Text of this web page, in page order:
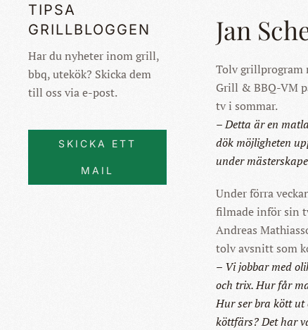
Jan
Tolv grillprogram
Grill & BBQ-VM
tv i sommar.
– Detta är en
dök möjligheten
under
Under förra
filmade inför sin
Andreas
tolv avsnitt som
– Vi jobbar med
och trix. Hur får
Hur ser bra kött
köttfärs? Det har
TIPSA
GRILLBLOGGEN
Har du nyheter inom grill,
bbq, utekök? Skicka dem
till oss via e-post.
SKICKA ETT
MAIL